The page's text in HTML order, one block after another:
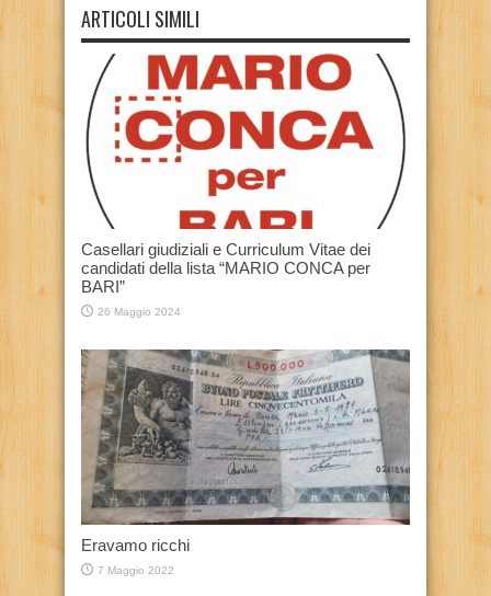
ARTICOLI SIMILI
Casellari giudiziali e Curriculum Vitae dei
candidati della lista “MARIO CONCA per
BARI”
26 Maggio 2024
Eravamo ricchi
7 Maggio 2022